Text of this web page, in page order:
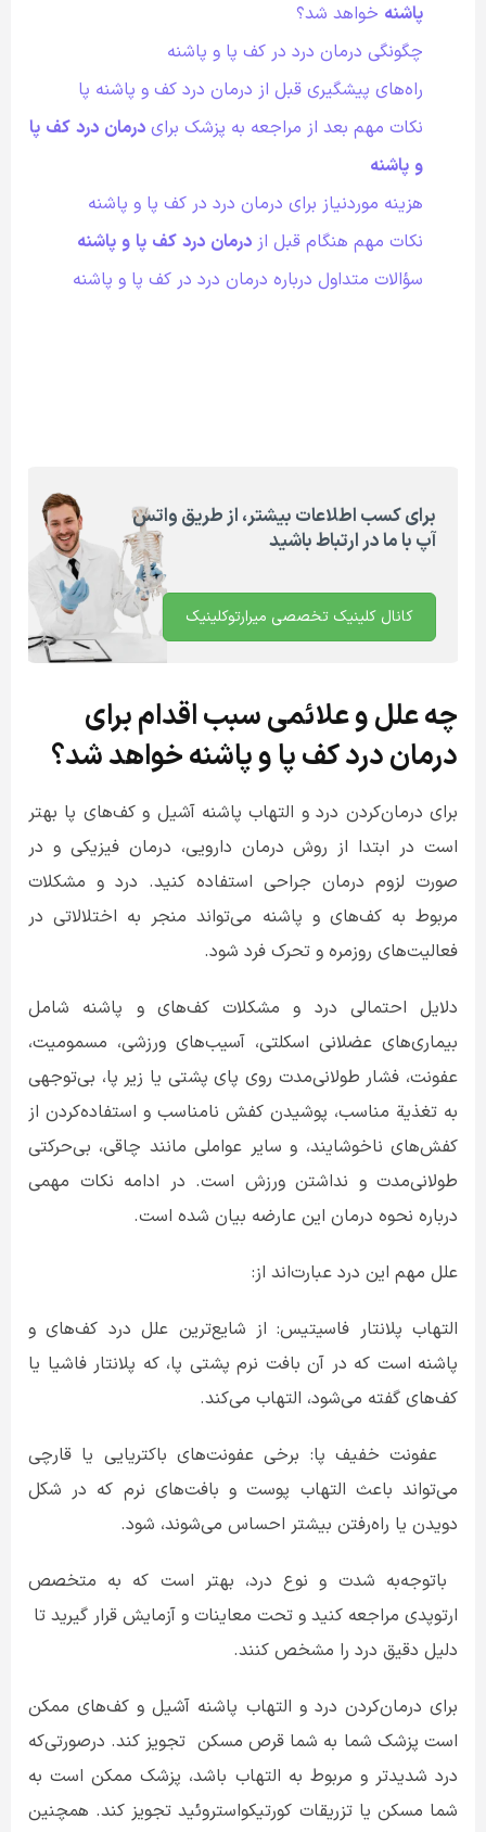
پاشنه خواهد شد؟
چگونگی درمان درد در کف پا و پاشنه
راه‌های پیشگیری قبل از درمان درد کف و پاشنه پا
نکات مهم بعد از مراجعه به پزشک برای درمان درد کف پا
و پاشنه
هزینه موردنیاز برای درمان درد در کف پا و پاشنه
نکات مهم هنگام قبل از درمان درد کف پا و پاشنه
سؤالات متداول درباره درمان درد در کف پا و پاشنه
برای کسب اطلاعات بیشتر، از طریق واتس
آپ با ما در ارتباط باشید
کانال کلینیک تخصصی میرارتوکلینیک
چه علل و علائمی سبب اقدام برای
درمان درد کف پا و پاشنه خواهد شد؟
برای درمان‌کردن درد و التهاب پاشنه آشیل و کف‌های پا بهتر
است در ابتدا از روش درمان دارویی، درمان فیزیکی و در
صورت لزوم درمان جراحی استفاده کنید. درد و مشکلات
مربوط به کف‌های و پاشنه می‌تواند منجر به اختلالاتی در
فعالیت‌های روزمره و تحرک فرد شود.
دلایل احتمالی درد و مشکلات کف‌های و پاشنه شامل
بیماری‌های عضلانی اسکلتی، آسیب‌های ورزشی، مسمومیت،
عفونت، فشار طولانی‌مدت روی پای پشتی یا زیر پا، بی‌توجهی
به تغذیة مناسب، پوشیدن کفش نامناسب و استفاده‌کردن از
کفش‌های ناخوشایند، و سایر عواملی مانند چاقی، بی‌حرکتی
طولانی‌مدت و نداشتن ورزش است. در ادامه نکات مهمی
درباره نحوه درمان این عارضه بیان شده است.
علل مهم این درد عبارت‌اند از:
التهاب پلانتار فاسیتیس: از شایع‌ترین علل درد کف‌های و
پاشنه است که در آن بافت نرم پشتی پا، که پلانتار فاشیا یا
کف‌های گفته می‌شود، التهاب می‌کند.
عفونت خفیف پا: برخی عفونت‌های باکتریایی یا قارچی
می‌تواند باعث التهاب پوست و بافت‌های نرم که در شکل
دویدن یا راه‌رفتن بیشتر احساس می‌شوند، شود.
باتوجه‌به شدت و نوع درد، بهتر است که به متخصص
ارتوپدی مراجعه کنید و تحت معاینات و آزمایش‌ قرار گیرید تا
دلیل دقیق درد را مشخص کنند.
برای درمان‌کردن درد و التهاب پاشنه آشیل و کف‌های ممکن
است پزشک شما به شما قرص مسکن تجویز کند. درصورتی‌که
درد شدیدتر و مربوط به التهاب باشد، پزشک ممکن است به
شما مسکن یا تزریقات کورتیکواستروئید تجویز کند. همچنین